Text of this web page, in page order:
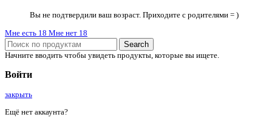
Вы не подтвердили ваш возраст. Приходите с родителями = )
Мне есть 18 Мне нет 18
Search
Начните вводить чтобы увидеть продукты, которые вы ищете.
Войти
закрыть
Ещё нет аккаунта?